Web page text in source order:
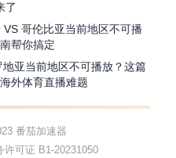
了
哥伦比亚当前地区不可播
帮你搞定
亚当前地区不可播放？这篇
外体育直播难题
番茄加速器
可证 B1-20231050